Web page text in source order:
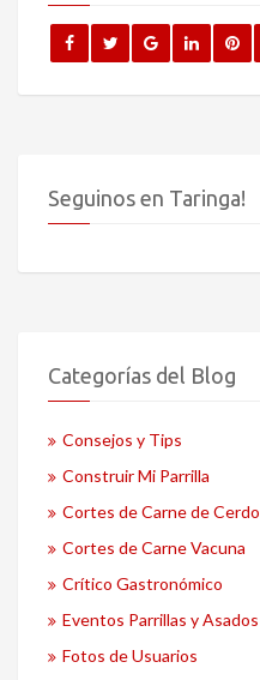
Seguinos en Taringa!
Categorías del Blog
Consejos y Tips
Construir Mi Parrilla
Cortes de Carne de Cerdo
Cortes de Carne Vacuna
Crítico Gastronómico
Eventos Parrillas y Asados
Fotos de Usuarios